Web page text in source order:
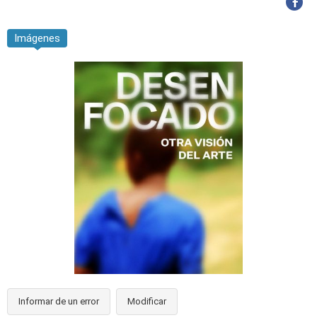
Imágenes
Informar de un error Modificar